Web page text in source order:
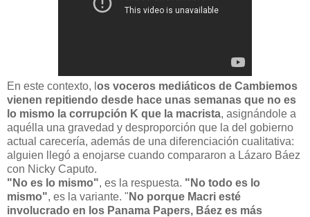
En este contexto, l os voceros mediáticos de Cambiemos
vienen repitiendo desde hace unas semanas que no es
lo mismo la corrupción K que la macrista, asignándole a
aquélla una gravedad y desproporción que la del gobierno
actual carecería, además de una diferenciación cualitativa:
alguien llegó a enojarse cuando compararon a Lázaro Báez
con Nicky Caputo.
"No es lo mismo", es la respuesta. "No todo es lo
mismo", es la variante. " No porque Macri esté
involucrado en los Panama Papers, Báez es más